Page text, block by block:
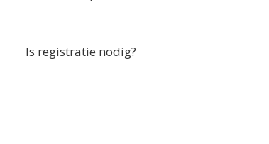
Is registratie nodig?